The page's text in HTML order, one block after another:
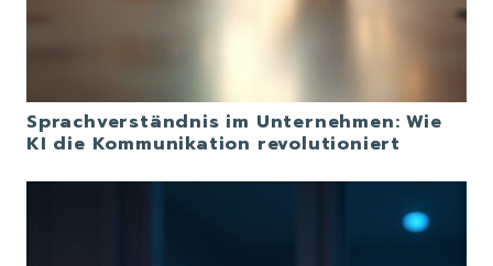
Sprachverständnis im Unternehmen: Wie
KI die Kommunikation revolutioniert